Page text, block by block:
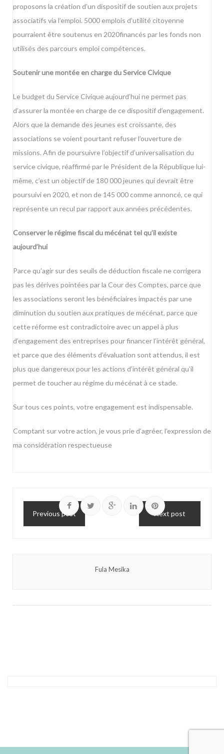
proposons la création d’un dispositif de soutien aux projets
associatifs via l’emploi. 5000 emplois d’utilité citoyenne
pourraient être soutenus en 2020financés par les fonds non
utilisés des parcours emploi compétences.
Soutenir une montée en charge du Service Civique
Le budget du Service Civique aujourd’hui ne permet pas
d’assurer la montée en charge de ce dispositif d’engagement.
Alors que la demande des jeunes est croissante, des
associations se voient pourtant refuser l’ouverture de
missions. Afin de poursuivre l’objectif d’universalisation du
service civique, réaffirmé par le Président de la République lui-
même, c’est un objectif de 180 000 jeunes qui devrait être
poursuivi en 2020, et non de 145 000 comme annoncé, ce qui
représente un recul par rapport aux années précédentes.
Conserver le régime fiscal du mécénat tel qu’il existe
aujourd’hui
Parce qu’agir sur des seuils de déduction fiscale ne corrigera
pas les dérives pointées par la Cour des Comptes, parce que
les associations seront les bénéficiaires impactés par une
diminution du soutien aux pratiques de mécénat, parce que
cette réforme est contradictoire avec un appel à plus
d’engagement des entreprises pour financer l’intérêt général,
et parce que des éléments d’évaluation sont attendus, il est
plus que dangereux pour les actions d’intérêt général qu’il
permet de toucher au régime du mécénat à ce stade.
Sur tous ces points, votre engagement est indispensable.
Comptant sur votre action, je vous prie d’agréer, l’expression de
ma considération respectueuse
Previous post Next post
Fula Mesika